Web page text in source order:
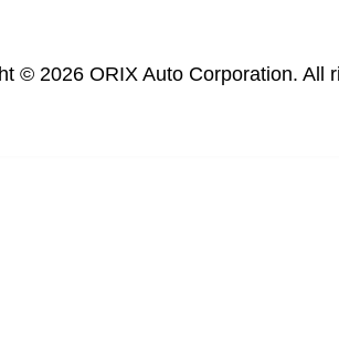
© 2026 ORIX Auto Corporation. All